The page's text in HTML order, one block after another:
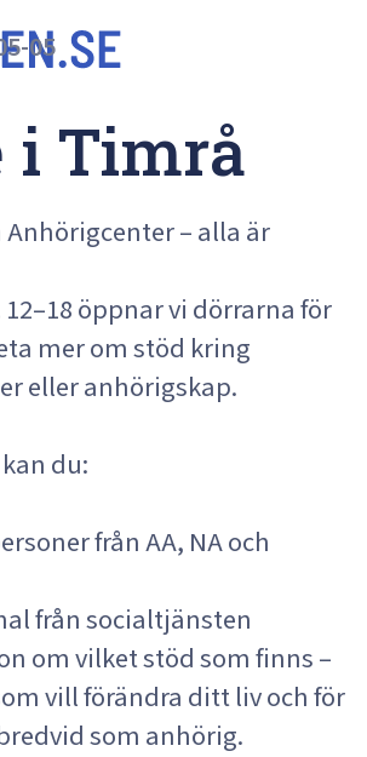
05
i Timrå
– alla är
öppnar vi dörrarna för
mer om stöd kring
eller anhörigskap.
du:
från AA, NA och
från socialtjänsten
om vilket stöd som finns –
vill förändra ditt liv och för
som anhörig.